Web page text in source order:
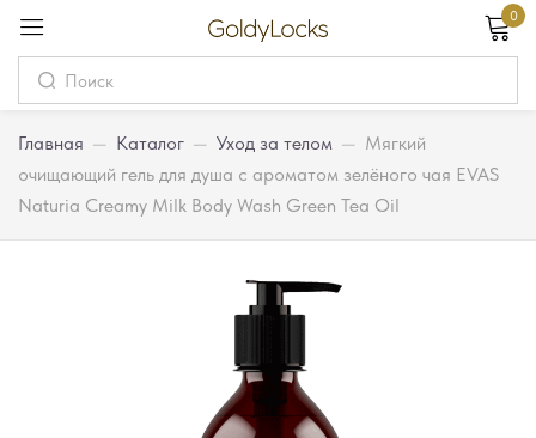
0
Главная — Каталог — Уход за телом — Мягкий
очищающий гель для душа с ароматом зелёного чая EVAS
Naturia Creamy Milk Body Wash Green Tea Oil
Вход
Password
Регистрация